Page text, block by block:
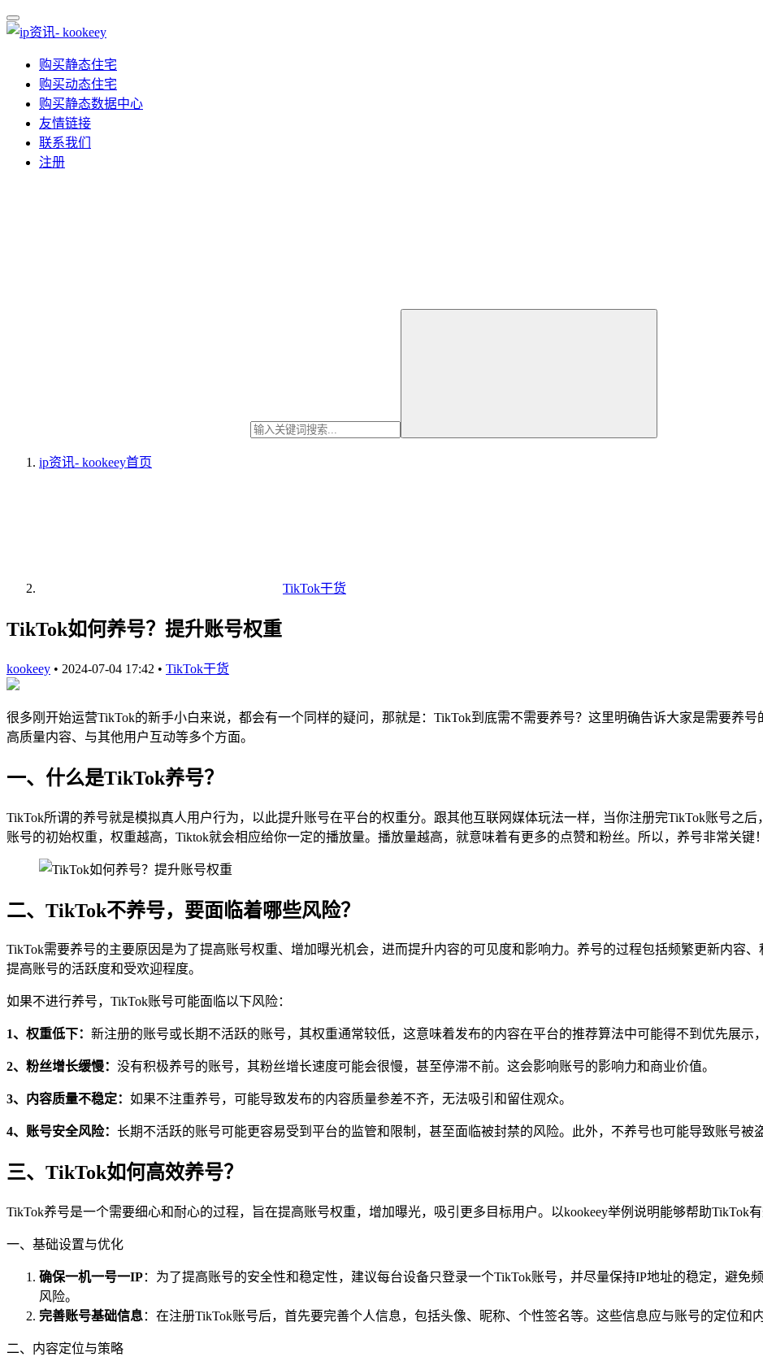
购买静态住宅
购买动态住宅
购买静态数据中心
友情链接
联系我们
注册
ip资讯- kookeey首页
TikTok干货
TikTok如何养号？提升账号权重
kookeey • 2024-07-04 17:42 • TikTok干货
很多刚开始运营TikTok的新手小白来说，都会有一个同样的疑问，那就是：TikTok到底需不需要养号？这里明确告诉大家是需要养
高质量内容、与其他用户互动等多个方面。
一、什么是TikTok养号？
TikTok所谓的养号就是模拟真人用户行为，以此提升账号在平台的权重分。跟其他互联网媒体玩法一样，当你注册完TikTok账号之
账号的初始权重，权重越高，Tiktok就会相应给你一定的播放量。播放量越高，就意味着有更多的点赞和粉丝。所以，养号非常关键！
二、TikTok不养号，要面临着哪些风险？
TikTok需要养号的主要原因是为了提高账号权重、增加曝光机会，进而提升内容的可见度和影响力。养号的过程包括频繁更新内容
提高账号的活跃度和受欢迎程度。
如果不进行养号，TikTok账号可能面临以下风险：
1、权重低下： 新注册的账号或长期不活跃的账号，其权重通常较低，这意味着发布的内容在平台的推荐算法中可能得不到优先展示
2、粉丝增长缓慢： 没有积极养号的账号，其粉丝增长速度可能会很慢，甚至停滞不前。这会影响账号的影响力和商业价值。
3、内容质量不稳定： 如果不注重养号，可能导致发布的内容质量参差不齐，无法吸引和留住观众。
4、账号安全风险： 长期不活跃的账号可能更容易受到平台的监管和限制，甚至面临被封禁的风险。此外，不养号也可能导致账号被
三、TikTok如何高效养号？
TikTok养号是一个需要细心和耐心的过程，旨在提高账号权重，增加曝光，吸引更多目标用户。以kookeey举例说明能够帮助TikTok
一、基础设置与优化
确保一机一号一IP：为了提高账号的安全性和稳定性，建议每台设备只登录一个TikTok账号，并尽量保持IP地址的稳定，避免
风险。
完善账号基础信息：在注册TikTok账号后，首先要完善个人信息，包括头像、昵称、个性签名等。这些信息应与账号的定位和
二、内容定位与策略